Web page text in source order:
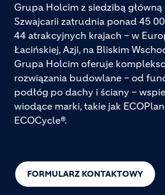
FORMULARZ KONTAKTOWY
Grupa Holcim z siedzibą główną
Szwajcarii zatrudnia ponad 45
44 atrakcyjnych krajach – w
Łacińskiej, Azji, na Bliskim
Grupa Holcim oferuje
rozwiązania budowlane – od
podłóg po dachy i ściany –
wiodące marki, takie jak
ECOCycle®.